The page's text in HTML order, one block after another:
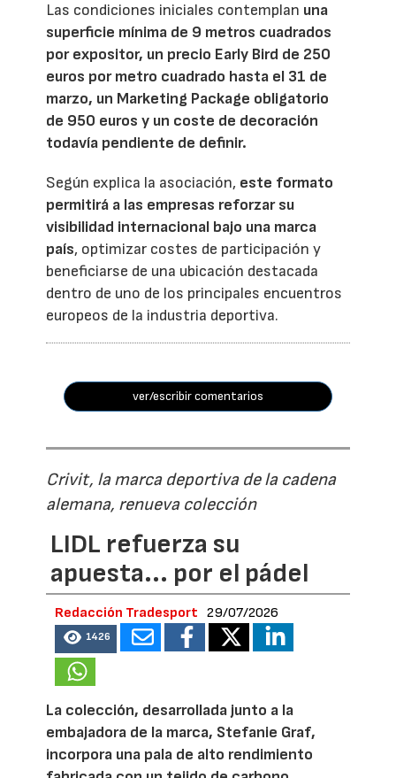
Las condiciones iniciales contemplan una
superficie mínima de 9 metros cuadrados
por expositor, un precio Early Bird de 250
euros por metro cuadrado hasta el 31 de
marzo, un Marketing Package obligatorio
de 950 euros y un coste de decoración
todavía pendiente de definir.
Según explica la asociación, este formato
permitirá a las empresas reforzar su
visibilidad internacional bajo una marca
país, optimizar costes de participación y
beneficiarse de una ubicación destacada
dentro de uno de los principales encuentros
europeos de la industria deportiva.
ver/escribir comentarios
Crivit, la marca deportiva de la cadena
alemana, renueva colección
LIDL refuerza su
apuesta... por el pádel
Redacción Tradesport 29/07/2026
1426
La colección, desarrollada junto a la
embajadora de la marca, Stefanie Graf,
incorpora una pala de alto rendimiento